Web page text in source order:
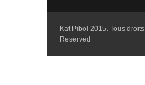
Kat Pibol 2015. Tous
Reserved